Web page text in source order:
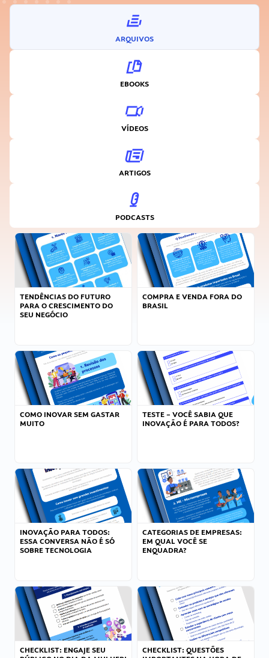
ARQUIVOS
EBOOKS
VÍDEOS
ARTIGOS
PODCASTS
TENDÊNCIAS DO FUTURO
PARA O CRESCIMENTO DO
SEU NEGÓCIO
COMPRA E VENDA FORA DO
BRASIL
COMO INOVAR SEM GASTAR
MUITO
TESTE – VOCÊ SABIA QUE
INOVAÇÃO É PARA TODOS?
INOVAÇÃO PARA TODOS:
ESSA CONVERSA NÃO É SÓ
SOBRE TECNOLOGIA
CATEGORIAS DE EMPRESAS:
EM QUAL VOCÊ SE
ENQUADRA?
CHECKLIST: ENGAJE SEU
CHECKLIST: QUESTÕES